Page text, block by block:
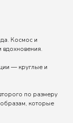
Космос и
вдохновения.
— круглые и
по размеру
которые